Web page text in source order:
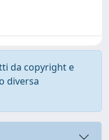
da copyright e
diversa